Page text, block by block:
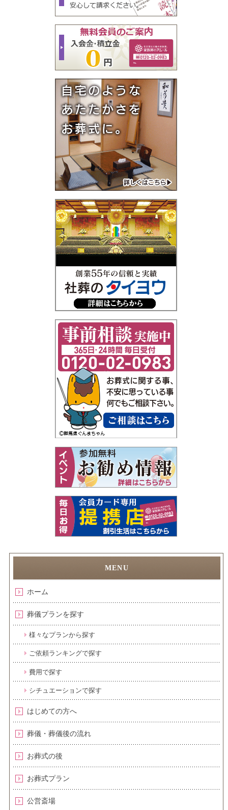
ホーム
葬儀プランを探す
様々なプランから探す
ご依頼ランキングで探す
費用で探す
シチュエーションで探す
はじめての方へ
葬儀・葬儀後の流れ
お葬式の後
お葬式プラン
公営斎場